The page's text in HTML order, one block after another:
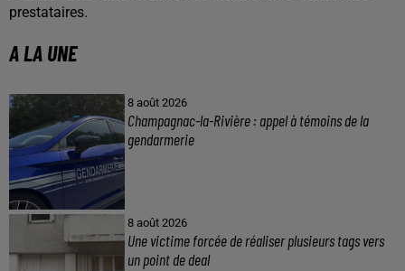
prestataires.
A LA UNE
8 août 2026
Champagnac-la-Rivière : appel à témoins de la
gendarmerie
8 août 2026
Une victime forcée de réaliser plusieurs tags vers
un point de deal